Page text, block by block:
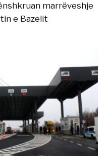
marrëveshje
e Bazelit